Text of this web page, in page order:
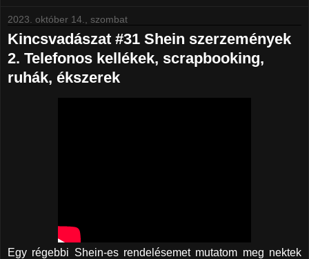
2023. október 14., szombat
Kincsvadászat #31 Shein szerzemények
2. Telefonos kellékek, scrapbooking,
ruhák, ékszerek
Egy régebbi Shein-es rendelésemet mutatom meg nektek